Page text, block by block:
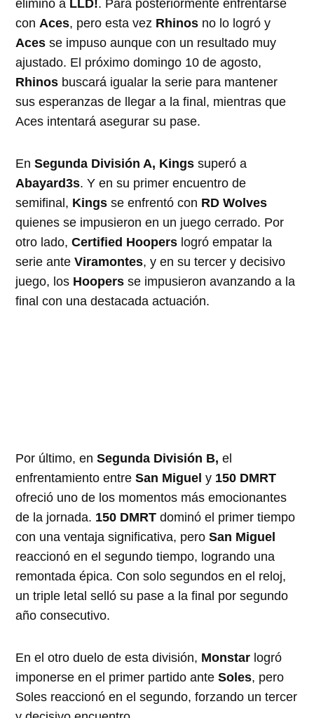
eliminó a LLD!. Para posteriormente enfrentarse
con Aces, pero esta vez Rhinos no lo logró y
Aces se impuso aunque con un resultado muy
ajustado. El próximo domingo 10 de agosto,
Rhinos buscará igualar la serie para mantener
sus esperanzas de llegar a la final, mientras que
Aces intentará asegurar su pase.
EnSegunda División A, Kings superó a
Abayard3s. Y en su primer encuentro de
semifinal, Kings se enfrentó con RD Wolves
quienes se impusieron en un juego cerrado. Por
otro lado,Certified Hoopers logró empatar la
serie anteViramontes, y en su tercer y decisivo
juego, los Hoopers se impusieron avanzando a la
final con una destacada actuación.
Por último, enSegunda División B, el
enfrentamiento entreSan Miguel y 150 DMRT
ofreció uno de los momentos más emocionantes
de la jornada. 150 DMRT dominó el primer tiempo
con una ventaja significativa, peroSan Miguel
reaccionó en el segundo tiempo, logrando una
remontada épica. Con solo segundos en el reloj,
un triple letal selló su pase a la final por segundo
año consecutivo.
En el otro duelo de esta división, Monstar logró
imponerse en el primer partido anteSoles, pero
Soles reaccionó en el segundo, forzando un tercer